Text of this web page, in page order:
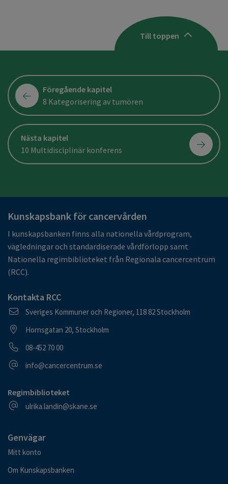
Till toppen
Föregående kapitel
8 Kategorisering av tumören
Nästa kapitel
10 Multidisciplinär konferens
Kunskapsbank för cancervården
I kunskapsbanken finns alla nationella vårdprogram,
vägledningar och standardiserade vårdförlopp samt
Nationella regimbiblioteket från Regionala cancercentrum
(RCC).
Kontakta RCC
Postadress
Sveriges Kommuner och Regioner, 118 82 Stockholm
Besöksadress
Hornsgatan 20, Stockholm
Telefonnummer
08-452 70 00
E-postadress
info@cancercentrum.se
Regimbiblioteket
E-postadress
ulrika.landin@skane.se
Genvägar
Mitt konto
Om Kunskapsbanken